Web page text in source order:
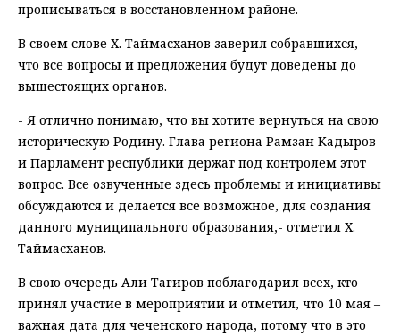
прописываться в восстановленном районе.
В своем слове Х. Таймасханов заверил собравшихся,
что все вопросы и предложения будут доведены до
вышестоящих органов.
- Я отлично понимаю, что вы хотите вернуться на свою
историческую Родину. Глава региона Рамзан Кадыров
и Парламент республики держат под контролем этот
вопрос. Все озвученные здесь проблемы и инициативы
обсуждаются и делается все возможное, для создания
данного муниципального образования,- отметил Х.
Таймасханов.
В свою очередь Али Тагиров поблагодарил всех, кто
принял участие в мероприятии и отметил, что 10 мая –
важная дата для чеченского народа, потому что в это